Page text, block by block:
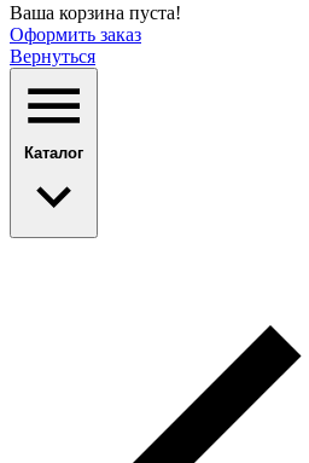
Ваша корзина пуста!
Оформить заказ
Вернуться
Каталог